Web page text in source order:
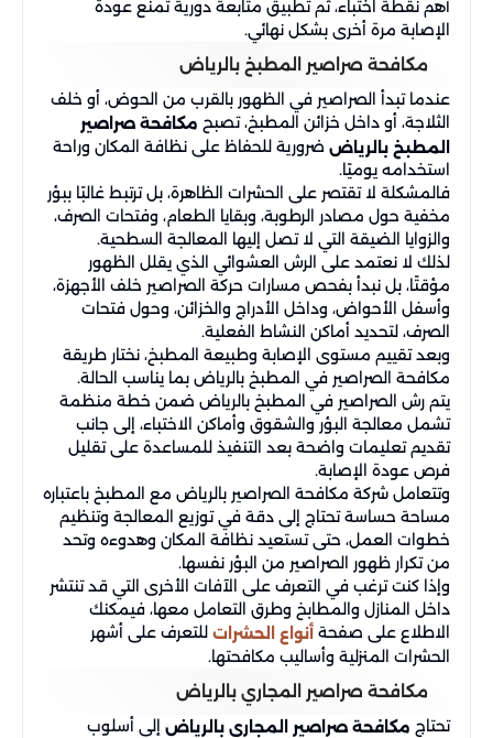
أهم نقطة اختباء، ثم تطبيق متابعة دورية تمنع عودة
الإصابة مرة أخرى بشكل نهائي.
مكافحة صراصير المطبخ بالرياض
عندما تبدأ الصراصير في الظهور بالقرب من الحوض، أو خلف
الثلاجة، أو داخل خزائن المطبخ، تصبح مكافحة صراصير
المطبخ بالرياض ضرورية للحفاظ على نظافة المكان وراحة
استخدامه يوميًا.
فالمشكلة لا تقتصر على الحشرات الظاهرة، بل ترتبط غالبًا ببؤر
مخفية حول مصادر الرطوبة، وبقايا الطعام، وفتحات الصرف،
والزوايا الضيقة التي لا تصل إليها المعالجة السطحية.
لذلك لا نعتمد على الرش العشوائي الذي يقلل الظهور
مؤقتًا، بل نبدأ بفحص مسارات حركة الصراصير خلف الأجهزة،
وأسفل الأحواض، وداخل الأدراج والخزائن، وحول فتحات
الصرف، لتحديد أماكن النشاط الفعلية.
وبعد تقييم مستوى الإصابة وطبيعة المطبخ، نختار طريقة
مكافحة الصراصير في المطبخ بالرياض بما يناسب الحالة.
يتم رش الصراصير في المطبخ بالرياض ضمن خطة منظمة
تشمل معالجة البؤر والشقوق وأماكن الاختباء، إلى جانب
تقديم تعليمات واضحة بعد التنفيذ للمساعدة على تقليل
فرص عودة الإصابة.
وتتعامل شركة مكافحة الصراصير بالرياض مع المطبخ باعتباره
مساحة حساسة تحتاج إلى دقة في توزيع المعالجة وتنظيم
خطوات العمل، حتى تستعيد نظافة المكان وهدوءه وتحد
من تكرار ظهور الصراصير من البؤر نفسها.
وإذا كنت ترغب في التعرف على الآفات الأخرى التي قد تنتشر
داخل المنازل والمطابخ وطرق التعامل معها، فيمكنك
الاطلاع على صفحة أنواع الحشرات للتعرف على أشهر
الحشرات المنزلية وأساليب مكافحتها.
مكافحة صراصير المجاري بالرياض
تحتاج مكافحة صراصير المجاري بالرياض إلى أسلوب